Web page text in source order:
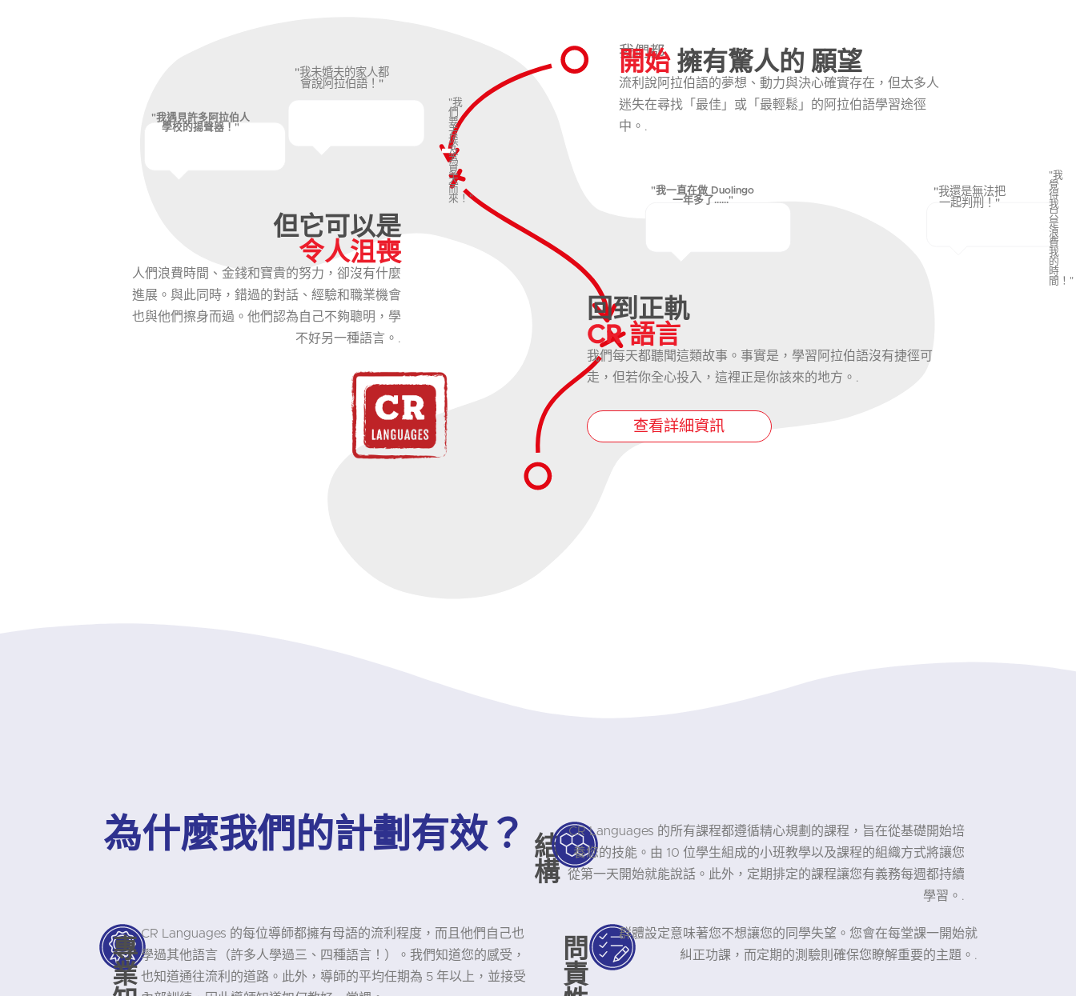
"我遇見許多阿拉伯人
學校的揚聲器！"
"我未婚夫的家人都
會說阿拉伯語！"
"我
們
要
去
埃
及
為
夏
天
而
來！"
但它可以是
令人沮喪
人們浪費時間、金錢和寶貴的努力，卻沒有什麼
進展。與此同時，錯過的對話、經驗和職業機會
也與他們擦身而過。他們認為自己不夠聰明，學
不好另一種語言。.
我們都
開始擁有驚人的 願望
流利說阿拉伯語的夢想、動力與決心確實存在，但太多人
迷失在尋找「最佳」或「最輕鬆」的阿拉伯語學習途徑
中。.
"我一直在做 Duolingo
一年多了......"
"我還是無法把
一起判刑！"
"我
覺
得
我
只
是
浪
費
我
的
時
間！"
回到正軌
CR 語言
我們每天都聽聞這類故事。事實是，學習阿拉伯語沒有捷徑可
走，但若你全心投入，這裡正是你該來的地方。.
查看詳細資訊
為什麼我們的計劃有效？ 結
構
CR Languages 的所有課程都遵循精心規劃的課程，旨在從基礎開始培
養您的技能。由 10 位學生組成的小班教學以及課程的組織方式將讓您
從第一天開始就能說話。此外，定期排定的課程讓您有義務每週都持續
學習。.
專
業
CR Languages 的每位導師都擁有母語的流利程度，而且他們自己也
學過其他語言（許多人學過三、四種語言！）。我們知道您的感受，
也知道通往流利的道路。此外，導師的平均任期為 5 年以上，並接受
問
責
群體設定意味著您不想讓您的同學失望。您會在每堂課一開始就
糾正功課，而定期的測驗則確保您瞭解重要的主題。.